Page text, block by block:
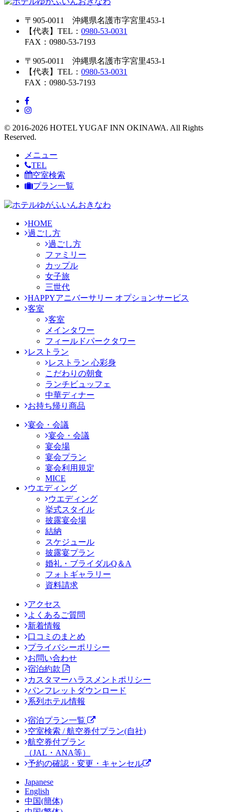
〒905-0011 沖縄県名護市字宮里453-1
【代表】TEL： 0980-53-0031
FAX：0980-53-7193
〒905-0011 沖縄県名護市字宮里453-1
【代表】TEL： 0980-53-0031
FAX：0980-53-7193
© 2016-2026 HOTEL YUGAF INN OKINAWA. All Rights
Reserved.
メニュー
TEL
空室検索
プラン一覧
HOME
過ごし方
過ごし方
ファミリー
カップル
女子旅
三世代
HAPPYアニバーサリー オプションサービス
客室
客室
メインタワー
フィールドパークタワー
レストラン
レストラン 心彩身
こだわりの朝食
ランチビュッフェ
中華ディナー
お持ち帰り商品
宴会・会議
宴会・会議
宴会場
宴会プラン
宴会利用規定
MICE
ウエディング
ウエディング
挙式スタイル
披露宴会場
結納
スケジュール
披露宴プラン
婚礼・ブライダルQ＆A
フォトギャラリー
資料請求
アクセス
よくあるご質問
新着情報
口コミのまとめ
プライバシーポリシー
お問い合わせ
宿泊約款
カスタマーハラスメントポリシー
パンフレットダウンロード
系列ホテル情報
宿泊プラン一覧
空室検索 / 航空券付プラン(自社)
航空券付プラン
（JAL・ANA等）
予約の確認・変更・キャンセル
Japanese
English
中国(簡体)